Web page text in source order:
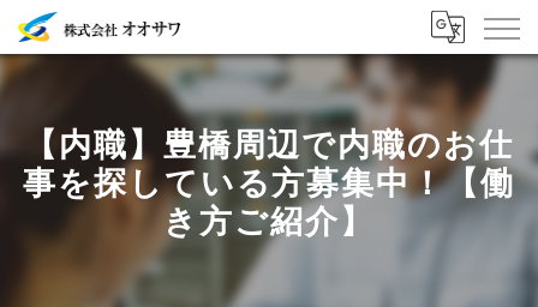
【内職】豊橋周辺で内職のお仕
事を探している方募集中！【働
き方ご紹介】